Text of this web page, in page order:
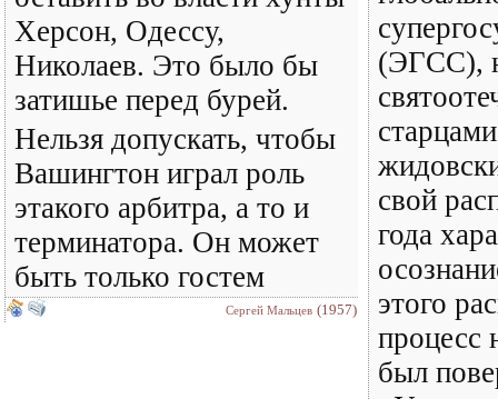
Херсон, Одессу,
Николаев. Это было бы
затишье перед бурей.
Нельзя допускать, чтобы
Вашингтон играл роль
этакого арбитра, а то и
терминатора. Он может
быть только гостем
Сергей Мальцев (1957)
(ЭГСС),
свой
года
этого
процесс
был